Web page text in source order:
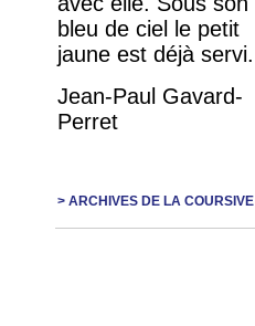
bleu de ciel le petit
jaune est déjà servi.
Jean-Paul Gavard-
Perret
> ARCHIVES DE LA COURSIVE